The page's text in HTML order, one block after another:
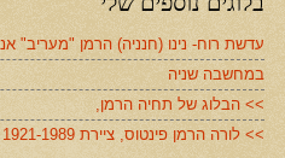
עדשת רוח- נינו (חנניה) הרמן "מעריב"
במחשבה שניה
>> הבלוג של תחיה הרמן,
>> לורה הרמן פינטוס, ציירת 1921-1989